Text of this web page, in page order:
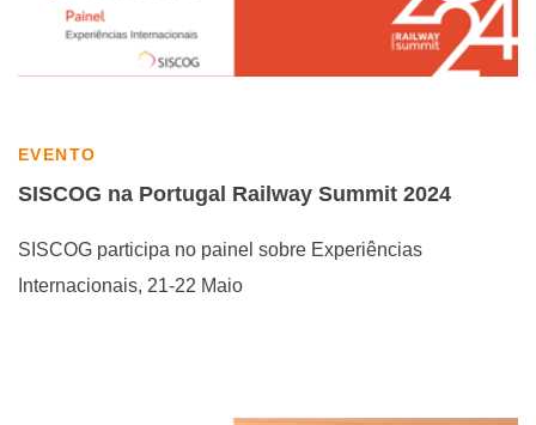
EVENTO
SISCOG na Portugal Railway Summit 2024
SISCOG participa no painel sobre Experiências
Internacionais, 21-22 Maio